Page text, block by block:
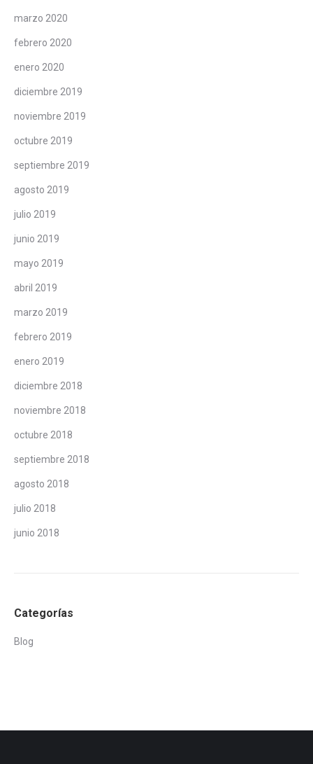
marzo 2020
febrero 2020
enero 2020
diciembre 2019
noviembre 2019
octubre 2019
septiembre 2019
agosto 2019
julio 2019
junio 2019
mayo 2019
abril 2019
marzo 2019
febrero 2019
enero 2019
diciembre 2018
noviembre 2018
octubre 2018
septiembre 2018
agosto 2018
julio 2018
junio 2018
Categorías
Blog